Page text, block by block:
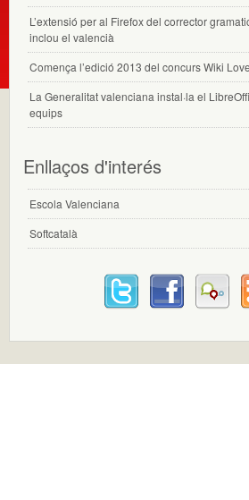
L’extensió per al Firefox del corrector
inclou el valencià
Comença l’edició 2013 del concurs Wiki
La Generalitat valenciana instal·la el
equips
Enllaços d'interés
Escola Valenciana
Softcatalà